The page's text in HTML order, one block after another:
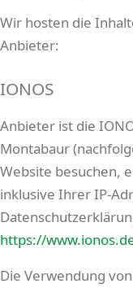
Wir hosten die
Anbieter:
IONOS
Anbieter ist die
Montabaur
Website besuchen,
inklusive Ihrer IP-
https://
Die Verwendung